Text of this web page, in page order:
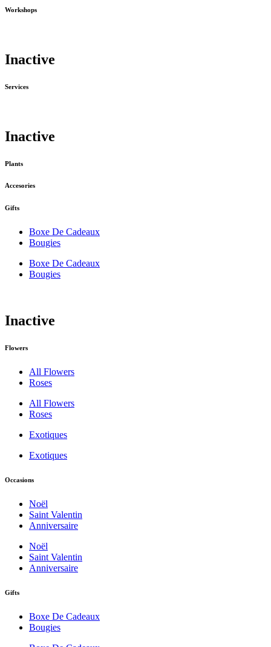
Workshops
Inactive
Services
Inactive
Plants
Accesories
Gifts
Boxe De Cadeaux
Bougies
Boxe De Cadeaux
Bougies
Inactive
Flowers
All Flowers
Roses
All Flowers
Roses
Exotiques
Exotiques
Occasions
Noël
Saint Valentin
Anniversaire
Noël
Saint Valentin
Anniversaire
Gifts
Boxe De Cadeaux
Bougies